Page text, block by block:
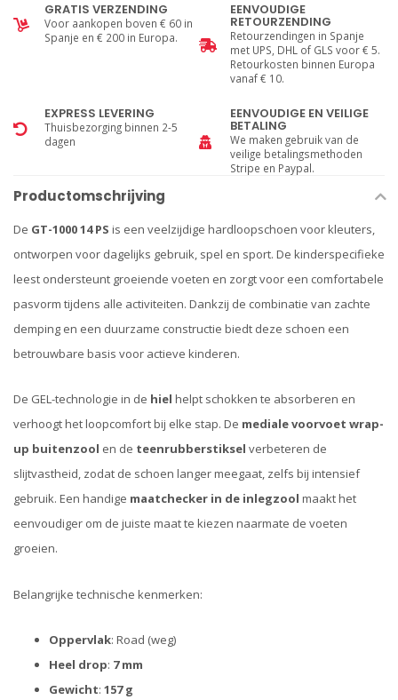
GRATIS VERZENDING
Voor aankopen boven € 60 in
Spanje en € 200 in Europa.
EENVOUDIGE
RETOURZENDING
Retourzendingen in Spanje
met UPS, DHL of GLS voor € 5.
Retourkosten binnen Europa
vanaf € 10.
EXPRESS LEVERING
Thuisbezorging binnen 2-5
dagen
EENVOUDIGE EN VEILIGE
BETALING
We maken gebruik van de
veilige betalingsmethoden
Stripe en Paypal.
Productomschrijving
De GT-1000 14 PS is een veelzijdige hardloopschoen voor kleuters,
ontworpen voor dagelijks gebruik, spel en sport. De kinderspecifieke
leest ondersteunt groeiende voeten en zorgt voor een comfortabele
pasvorm tijdens alle activiteiten. Dankzij de combinatie van zachte
demping en een duurzame constructie biedt deze schoen een
betrouwbare basis voor actieve kinderen.
De GEL-technologie in de hiel helpt schokken te absorberen en
verhoogt het loopcomfort bij elke stap. De mediale voorvoet wrap-
up buitenzool en de teenrubberstiksel verbeteren de
slijtvastheid, zodat de schoen langer meegaat, zelfs bij intensief
gebruik. Een handige maatchecker in de inlegzool maakt het
eenvoudiger om de juiste maat te kiezen naarmate de voeten
groeien.
Belangrijke technische kenmerken:
Oppervlak: Road (weg)
Heel drop: 7 mm
Gewicht: 157 g